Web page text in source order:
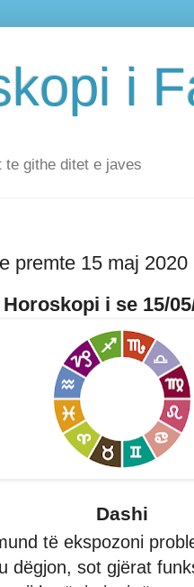
i
te githe ditet e javes
premte 15 maj 2020
Horoskopi i se 15/
Dashi
të ekspozoni
dëgjon, sot gjërat